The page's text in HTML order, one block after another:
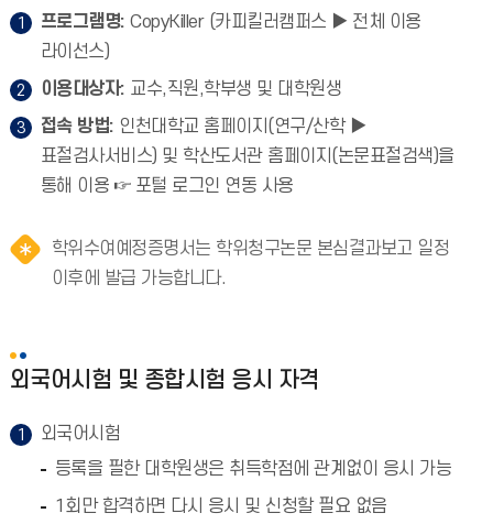
프로그램명: CopyKiller (카피킬러캠퍼스 ▶ 전체 이용
라이선스)
이용대상자: 교수,직원,학부생 및 대학원생
접속 방법: 인천대학교 홈페이지(연구/산학 ▶
표절검사서비스) 및 학산도서관 홈페이지(논문표절검색)을
통해 이용 ☞ 포털 로그인 연동 사용
학위수여예정증명서는 학위청구논문 본심결과보고 일정
이후에 발급 가능합니다.
외국어시험 및 종합시험 응시 자격
외국어시험
등록을 필한 대학원생은 취득학점에 관계없이 응시 가능
1회만 합격하면 다시 응시 및 신청할 필요 없음